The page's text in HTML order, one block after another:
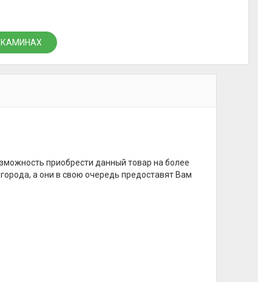
приобрести данный товар на более
а они в свою очередь предоставят Вам